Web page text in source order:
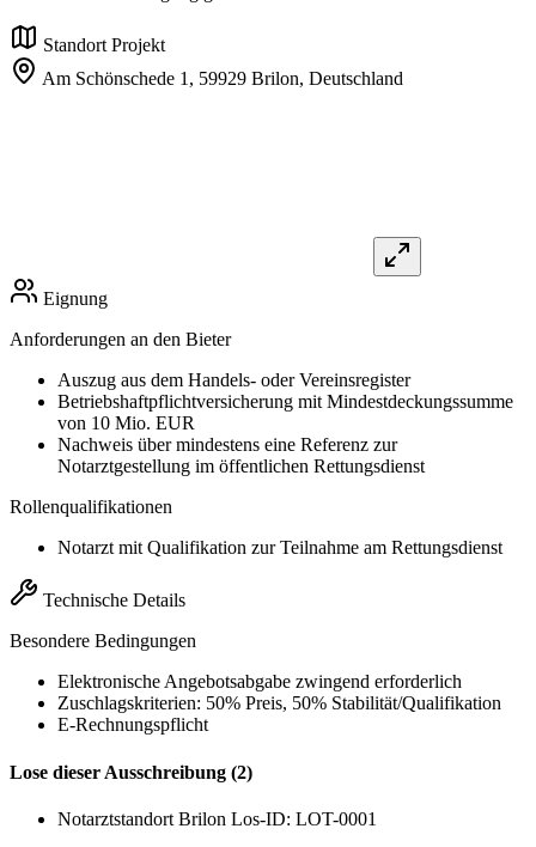
Standort Projekt
Am Schönschede 1, 59929 Brilon, Deutschland
Eignung
Anforderungen an den Bieter
Auszug aus dem Handels- oder Vereinsregister
Betriebshaftpflichtversicherung mit Mindestdeckungssumme
von 10 Mio. EUR
Nachweis über mindestens eine Referenz zur
Notarztgestellung im öffentlichen Rettungsdienst
Rollenqualifikationen
Notarzt mit Qualifikation zur Teilnahme am Rettungsdienst
Technische Details
Besondere Bedingungen
Elektronische Angebotsabgabe zwingend erforderlich
Zuschlagskriterien: 50% Preis, 50% Stabilität/Qualifikation
E-Rechnungspflicht
Lose dieser Ausschreibung (2)
Notarztstandort Brilon Los-ID: LOT-0001